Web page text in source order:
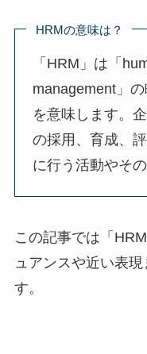
HRMの意味は？
「HRM」は「
management」
を意味します。
の採用、育成、
に行う活動やそ
この記事では「
ュアンスや近い表
す。